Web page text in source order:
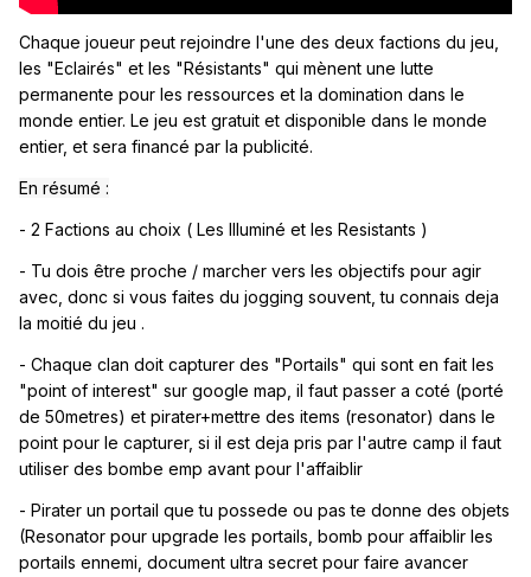
Chaque joueur peut rejoindre l'une des deux factions du jeu,
les "Eclairés" et les "Résistants" qui mènent une lutte
permanente pour les ressources et la domination dans le
monde entier. Le jeu est gratuit et disponible dans le monde
entier, et sera financé par la publicité.
En résumé :
- 2 Factions au choix ( Les Illuminé et les Resistants )
- Tu dois être proche / marcher vers les objectifs pour agir
avec, donc si vous faites du jogging souvent, tu connais deja
la moitié du jeu .
- Chaque clan doit capturer des "Portails" qui sont en fait les
"point of interest" sur google map, il faut passer a coté (porté
de 50metres) et pirater+mettre des items (resonator) dans le
point pour le capturer, si il est deja pris par l'autre camp il faut
utiliser des bombe emp avant pour l'affaiblir
- Pirater un portail que tu possede ou pas te donne des objets
(Resonator pour upgrade les portails, bomb pour affaiblir les
portails ennemi, document ultra secret pour faire avancer